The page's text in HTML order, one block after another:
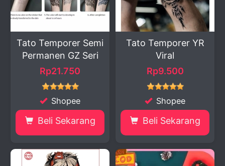
Tato Temporer Semi
Permanen GZ Seri
Rp21.750
Shopee
Beli Sekarang
Tato Temporer YR
Viral
Rp9.500
Shopee
Beli Sekarang